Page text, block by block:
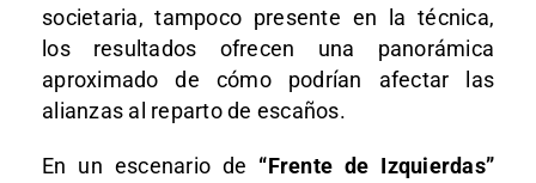
societaria, tampoco presente en la técnica,
los resultados ofrecen una panorámica
aproximado de cómo podrían afectar las
alianzas al reparto de escaños.
En un escenario de “Frente de Izquierdas”